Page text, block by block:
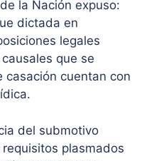
la Nación expuso:
dictada en
legales
que se
casación cuentan con
del submotivo
plasmados